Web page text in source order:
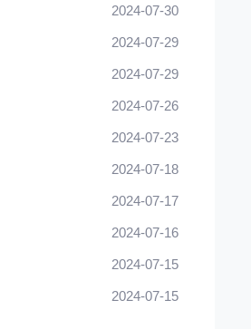
2024-07-30
2024-07-29
2024-07-29
2024-07-26
2024-07-23
2024-07-18
2024-07-17
2024-07-16
2024-07-15
2024-07-15